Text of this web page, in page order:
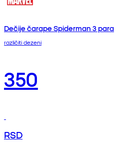
Dečije čarape Spiderman 3 para
različiti dezeni
350
RSD